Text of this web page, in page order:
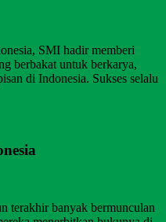
SMI hadir memberi
berbakat untuk berkarya,
di Indonesia. Sukses selalu
terakhir banyak bermunculan